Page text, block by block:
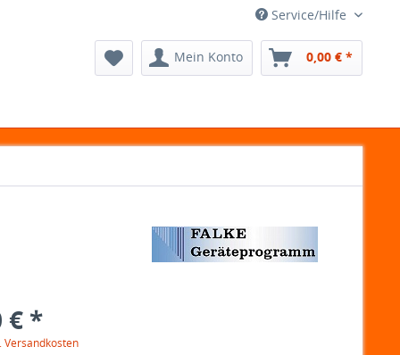
Service/Hilfe
Mein Konto 0,00 € *
€ *
Versandkosten